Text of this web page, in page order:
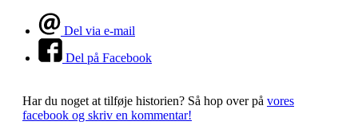
Del via e-mail
Del på Facebook
Har du noget at tilføje historien? Så hop over på vores
facebook og skriv en kommentar!